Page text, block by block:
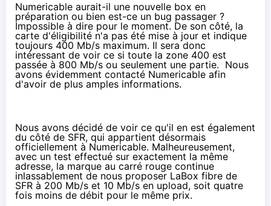
Numericable aurait-il une nouvelle box en
préparation ou bien est-ce un bug passager ?
Impossible à dire pour le moment. De son côté, la
carte d'éligibilité n'a pas été mise à jour et indique
toujours 400 Mb/s maximum. Il sera donc
intéressant de voir ce si toute la zone 400 est
passée à 800 Mb/s ou seulement une partie. Nous
avons évidemment contacté Numericable afin
d'avoir de plus amples informations.
Nous avons décidé de voir ce qu'il en est également
du côté de SFR, qui appartient désormais
officiellement à Numericable. Malheureusement,
avec un test effectué sur exactement la même
adresse, la marque au carré rouge continue
inlassablement de nous proposer LaBox fibre de
SFR à 200 Mb/s et 10 Mb/s en upload, soit quatre
fois moins de débit pour le même prix.